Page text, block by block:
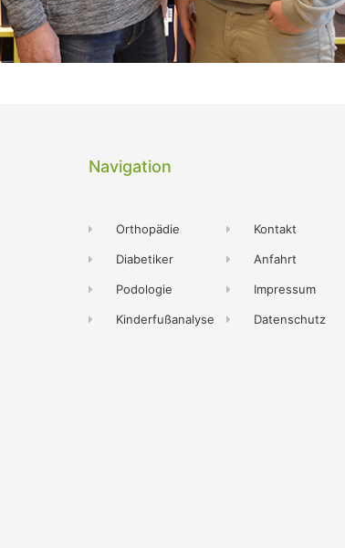
Navigation
Orthopädie
Diabetiker
Podologie
Kinderfußanalyse
Kontakt
Anfahrt
Impressum
Datenschutz